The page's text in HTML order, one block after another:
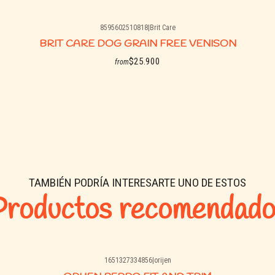
8595602510818| Brit Care
BRIT CARE DOG GRAIN FREE VENISON
from$25.900
TAMBIÉN PODRÍA INTERESARTE UNO DE ESTOS
1651327334856| orijen